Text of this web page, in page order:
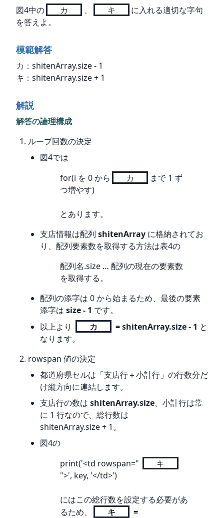
図4中の カ 、 キ
に入れる適切な字句
を答えよ。
模範解答
カ：shitenArray.size - 1
キ：shitenArray.size + 1
解説
解答の論理構成
ループ回数の決定
図4では
for(i を 0 から
カ
まで 1 ず
つ増やす)
とあります。
支店情報は配列 shitenArray に格納されてお
り、配列要素数を取得する方法は表4の
配列名.size … 配列の現在の要素数
を取得する。
配列の添字は 0 から始まるため、最後の要素
添字は size - 1 です。
以上より
カ = shitenArray.size - 1 と
なります。
rowspan 値の決定
都道府県セルは「支店行＋小計行」の行数分だ
け縦方向に連結します。
支店行の数は shitenArray.size、小計行は常
に 1 行なので、総行数は
shitenArray.size + 1。
図4の
print('<td rowspan="
キ
">', key, '</td>')
にはこの総行数を設定する必要があ
るため、
キ
=